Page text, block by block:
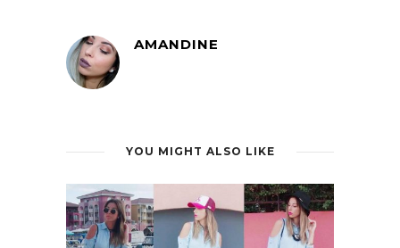
AMANDINE
YOU MIGHT ALSO LIKE